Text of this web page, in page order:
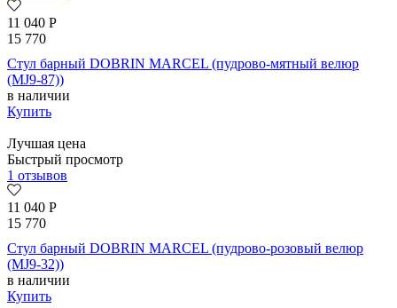
11 040 Р
15 770
Стул барный DOBRIN MARCEL (пудрово-мятный велюр
(MJ9-87))
в наличии
Купить
Лучшая цена
Быстрый просмотр
1 отзывов
11 040 Р
15 770
Стул барный DOBRIN MARCEL (пудрово-розовый велюр
(MJ9-32))
в наличии
Купить